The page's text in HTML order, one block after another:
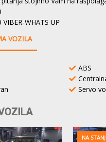
WHATS UP
VOZILA
ABS
Servo
NA